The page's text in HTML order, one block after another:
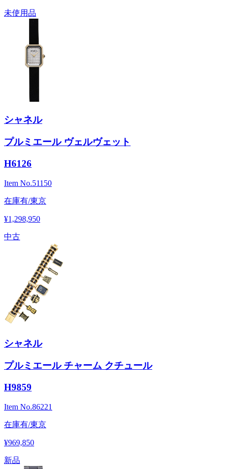
未使用品
シャネル
プルミエール ヴェルヴェット
H6126
Item No.51150
在庫有/東京
¥1,298,950
中古
シャネル
プルミエール チャーム クチュール
H9859
Item No.86221
在庫有/東京
¥969,850
新品